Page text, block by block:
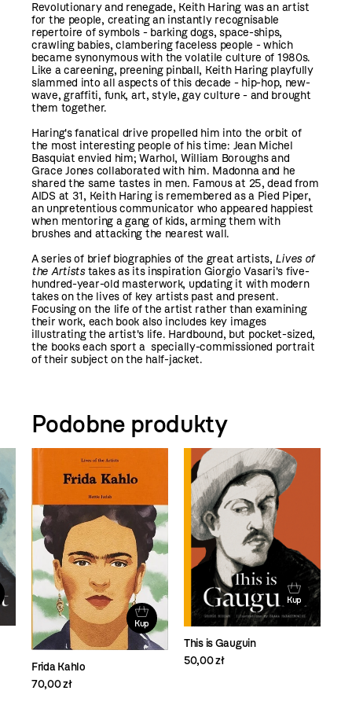
Revolutionary and renegade, Keith Haring was an artist
for the people, creating an instantly recognisable
repertoire of symbols - barking dogs, space-ships,
crawling babies, clambering faceless people - which
became synonymous with the volatile culture of 1980s.
Like a careening, preening pinball, Keith Haring playfully
slammed into all aspects of this decade - hip-hop, new-
wave, graffiti, funk, art, style, gay culture - and brought
them together.
Haring's fanatical drive propelled him into the orbit of
the most interesting people of his time: Jean Michel
Basquiat envied him; Warhol, William Boroughs and
Grace Jones collaborated with him. Madonna and he
shared the same tastes in men. Famous at 25, dead from
AIDS at 31, Keith Haring is remembered as a Pied Piper,
an unpretentious communicator who appeared happiest
when mentoring a gang of kids, arming them with
brushes and attacking the nearest wall.
A series of brief biographies of the great artists, Lives of
the Artiststakes as its inspiration Giorgio Vasari's five-
hundred-year-old masterwork, updating it with modern
takes on the lives of key artists past and present.
Focusing on the life of the artist rather than examining
their work, each book also includes key images
illustrating the artist's life. Hardbound, but pocket-sized,
the books each sport a specially-commissioned portrait
of their subject on the half-jacket.
Podobne produkty
Kup
Frida Kahlo
70,00 zł
Kup
This is Gauguin
50,00 zł